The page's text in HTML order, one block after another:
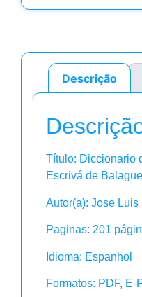
Descrição
Título: Diccionario
Escrivá de
Autor(a): Jose
Paginas: 201
Idioma: Espanhol
Formatos: PDF, E-